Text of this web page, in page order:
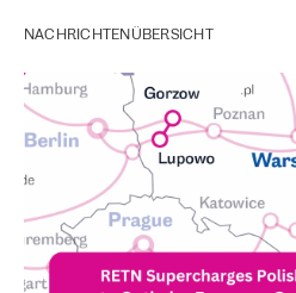
NACHRICHTENÜBERSICHT